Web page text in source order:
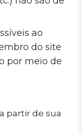
ao
do site
por meio de
partir de sua